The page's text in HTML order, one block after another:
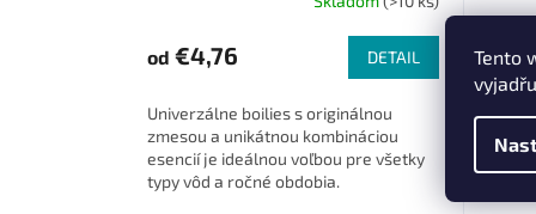
Tento
od €4,76 DETAIL
Univerzálne boilies s originálnou
zmesou a unikátnou kombináciou
esencií je ideálnou voľbou pre všetky
typy vôd a ročné obdobia.